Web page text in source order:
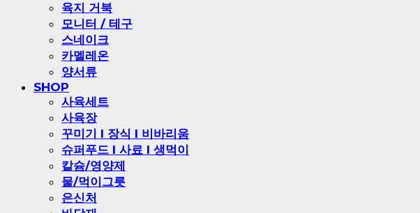
육지 거북
모니터 / 테구
스네이크
카멜레온
양서류
SHOP
사육세트
사육장
꾸미기 l 장식 l 비바리움
슈퍼푸드 l 사료 l 생먹이
칼슘/영양제
물/먹이그릇
은신처